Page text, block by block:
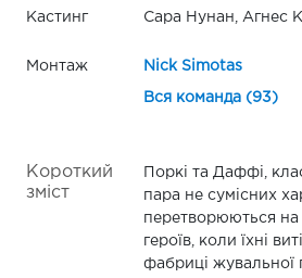
Кастинг Сара Нунан, Агнес
Монтаж Nick Simotas
Вся команда (93)
Короткий
зміст
Поркі та Даффі,
пара не сумісних
перетворюються на
героїв, коли їхні
фабриці жувальної